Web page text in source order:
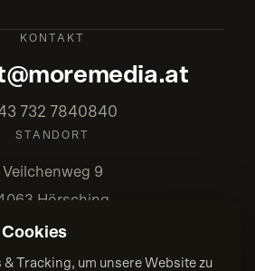
STANDORT
Veilchenweg 9
Hörsching
KONTAKT
732 7840840
Tracking, um unsere Website zu